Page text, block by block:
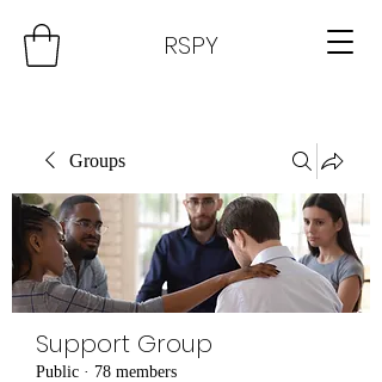
RSPY
Groups
Support Group
Public · 78 members